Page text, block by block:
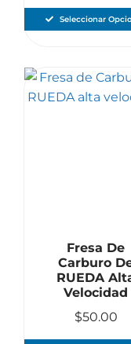
Seleccionar
Fresa De
Carburo
RUEDA
Velocidad
$50.00